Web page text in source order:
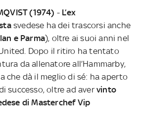
(1974) - L’ex
svedese ha dei trascorsi anche
e Parma), oltre ai suoi anni nel
Dopo il ritiro ha tentato
da allenatore all’Hammarby,
che dà il meglio di sé: ha aperto
successo, oltre ad avervinto
di Masterchef Vip